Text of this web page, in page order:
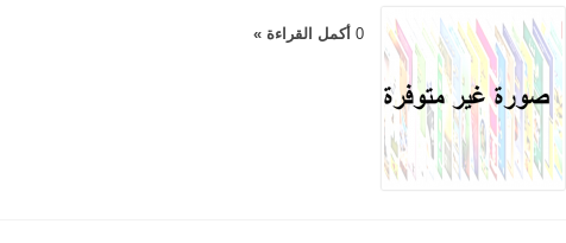
0 أكمل القراءة »